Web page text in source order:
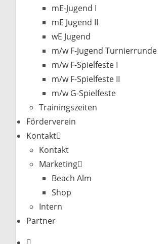
mE-Jugend I
mE Jugend II
wE Jugend
m/w F-Jugend Turnierrunde
m/w F-Spielfeste I
m/w F-Spielfeste II
m/w G-Spielfeste
Trainingszeiten
Förderverein
Kontakt
Kontakt
Marketing
Beach Alm
Shop
Intern
Partner